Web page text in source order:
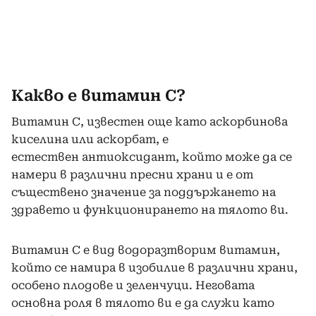
Какво е витамин С?
Витамин С, известен още като аскорбинова
киселина или аскорбат, е
естествен антиоксидант, който може да се
намери в различни пресни храни и е от
съществено значение за поддържането на
здравето и функционирането на тялото ви.
Витамин С е вид водоразтворим витамин,
който се намира в изобилие в различни храни,
особено плодове и зеленчуци. Неговата
основна роля в тялото ви е да служи като